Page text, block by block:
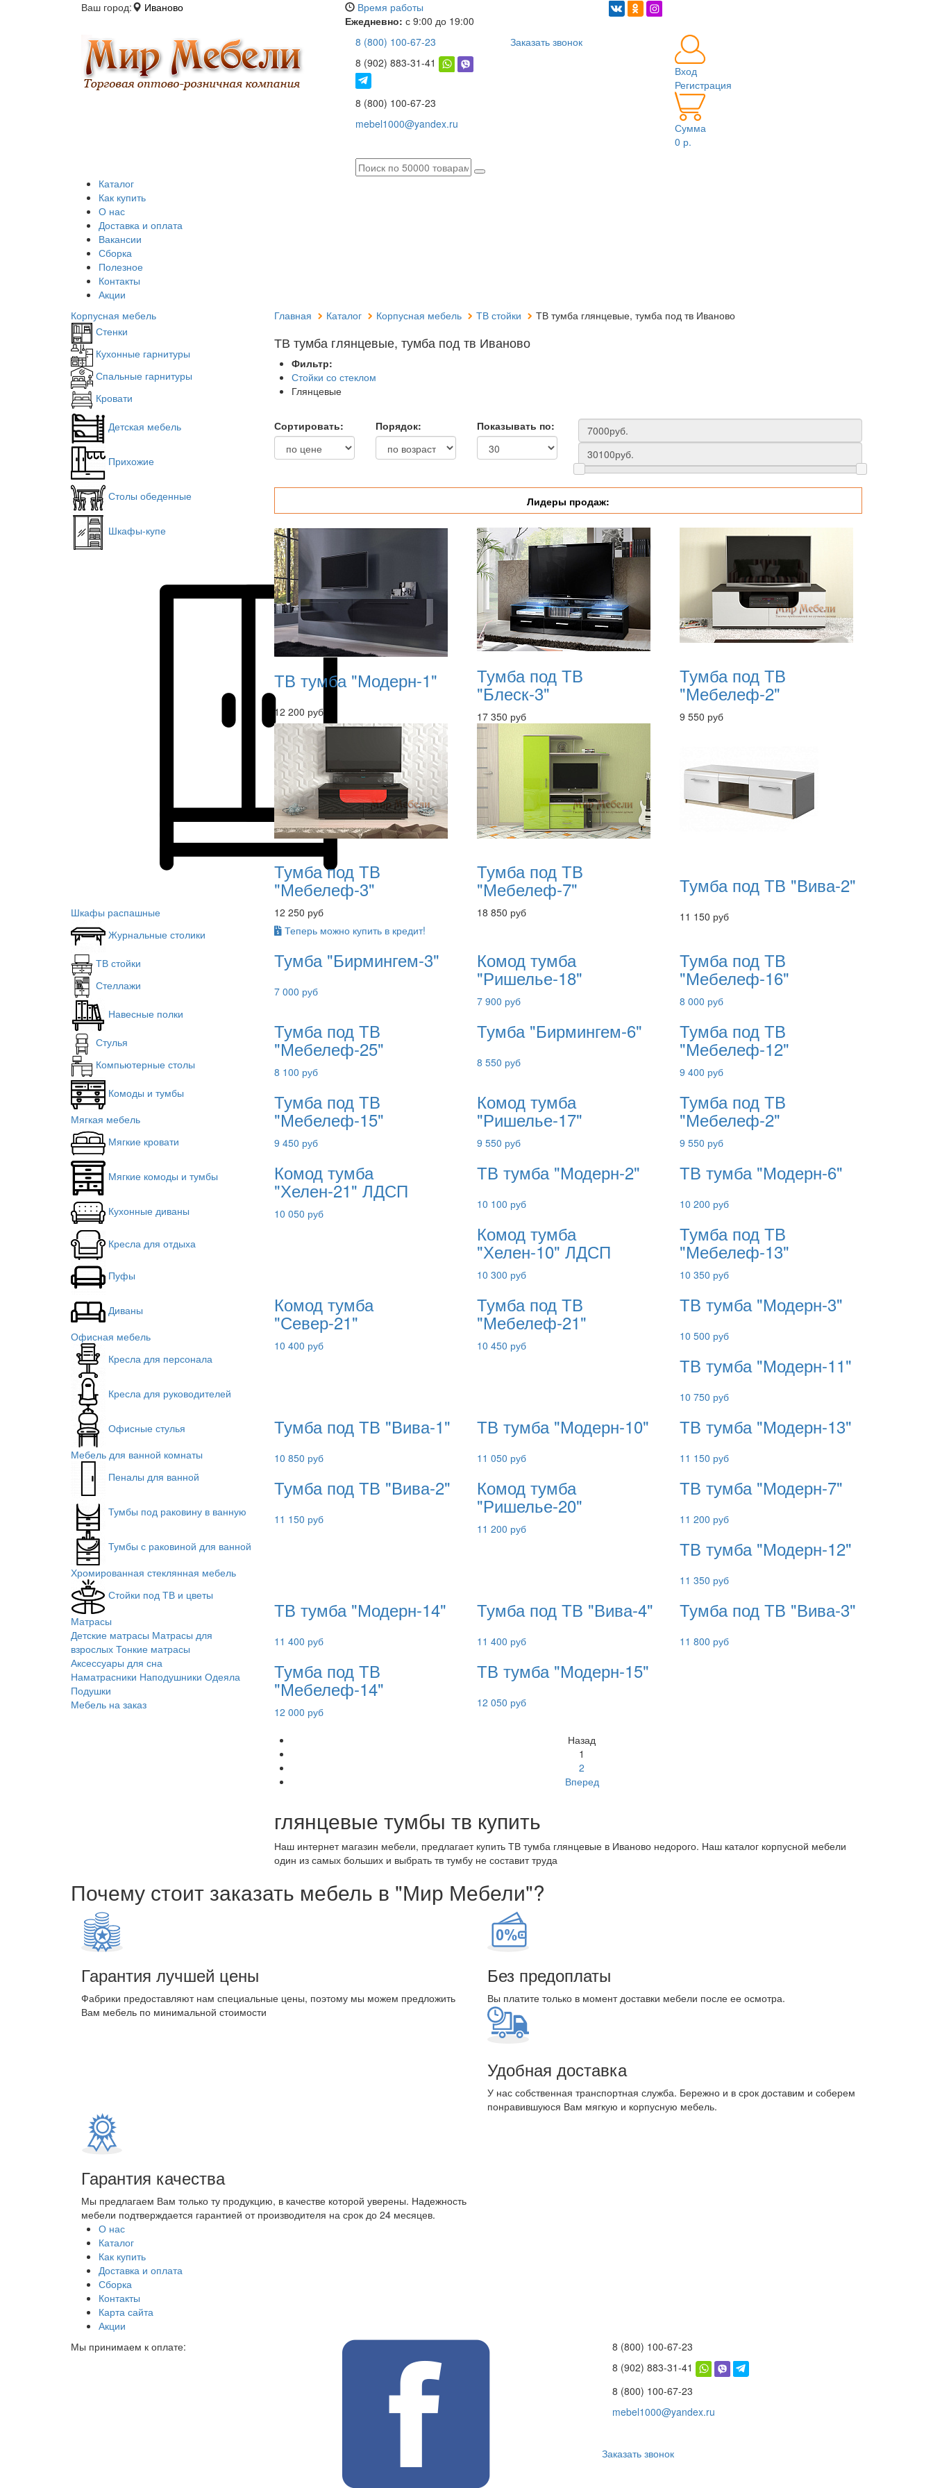
Ваш город: Иваново
Время работы
Ежедневно: с 9:00 до 19:00
8 (800) 100-67-23
8 (902) 883-31-41
8 (800) 100-67-23
mebel1000@yandex.ru
Заказать звонок
Вход
Регистрация
Сумма
0 р.
Каталог
Как купить
О нас
Доставка и оплата
Вакансии
Сборка
Полезное
Контакты
Акции
Корпусная мебель
Стенки
Кухонные гарнитуры
Спальные гарнитуры
Кровати
Детская мебель
Прихожие
Столы обеденные
Шкафы-купе
Шкафы распашные
Журнальные столики
ТВ стойки
Стеллажи
Навесные полки
Стулья
Компьютерные столы
Комоды и тумбы
Мягкая мебель
Мягкие кровати
Мягкие комоды и тумбы
Кухонные диваны
Кресла для отдыха
Пуфы
Диваны
Офисная мебель
Кресла для персонала
Кресла для руководителей
Офисные стулья
Мебель для ванной комнаты
Пеналы для ванной
Тумбы под раковину в ванную
Тумбы с раковиной для ванной
Хромированная стеклянная мебель
Стойки под ТВ и цветы
Матрасы
Детские матрасы Матрасы для
взрослых Тонкие матрасы
Аксессуары для сна
Наматрасники Наподушники Одеяла
Подушки
Мебель на заказ
Главная Каталог Корпусная мебель ТВ стойки ТВ тумба глянцевые, тумба под тв Иваново
ТВ тумба глянцевые, тумба под тв Иваново
Фильтр:
Стойки со стеклом
Глянцевые
Сортировать: Порядок: Показывать по:
Лидеры продаж:
ТВ тумба "Модерн-1"
12 200 руб
Тумба под ТВ
"Блеск-3"
17 350 руб
Тумба под ТВ
"Мебелеф-2"
9 550 руб
Тумба под ТВ
"Мебелеф-3"
12 250 руб
Тумба под ТВ
"Мебелеф-7"
18 850 руб
Тумба под ТВ "Вива-2"
11 150 руб
Теперь можно купить в кредит!
Тумба "Бирмингем-3"
7 000 руб
Комод тумба
"Ришелье-18"
7 900 руб
Тумба под ТВ
"Мебелеф-16"
8 000 руб
Тумба под ТВ
"Мебелеф-25"
8 100 руб
Тумба "Бирмингем-6"
8 550 руб
Тумба под ТВ
"Мебелеф-12"
9 400 руб
Тумба под ТВ
"Мебелеф-15"
9 450 руб
Комод тумба
"Ришелье-17"
9 550 руб
Тумба под ТВ
"Мебелеф-2"
9 550 руб
Комод тумба
"Хелен-21" ЛДСП
10 050 руб
ТВ тумба "Модерн-2"
10 100 руб
ТВ тумба "Модерн-6"
10 200 руб
Комод тумба
"Хелен-10" ЛДСП
10 300 руб
Тумба под ТВ
"Мебелеф-13"
10 350 руб
Комод тумба
"Север-21"
10 400 руб
Тумба под ТВ
"Мебелеф-21"
10 450 руб
ТВ тумба "Модерн-3"
10 500 руб
ТВ тумба "Модерн-11"
10 750 руб
Тумба под ТВ "Вива-1"
10 850 руб
ТВ тумба "Модерн-10"
11 050 руб
ТВ тумба "Модерн-13"
11 150 руб
Тумба под ТВ "Вива-2"
11 150 руб
Комод тумба
"Ришелье-20"
11 200 руб
ТВ тумба "Модерн-7"
11 200 руб
ТВ тумба "Модерн-12"
11 350 руб
ТВ тумба "Модерн-14"
11 400 руб
Тумба под ТВ "Вива-4"
11 400 руб
Тумба под ТВ "Вива-3"
11 800 руб
Тумба под ТВ
"Мебелеф-14"
12 000 руб
ТВ тумба "Модерн-15"
12 050 руб
Назад
1
2
Вперед
глянцевые тумбы тв купить
Наш интернет магазин мебели, предлагает купить ТВ тумба глянцевые в Иваново недорого. Наш каталог корпусной мебели
один из самых больших и выбрать тв тумбу не составит труда
Почему стоит заказать мебель в "Мир Мебели"?
Гарантия лучшей цены
Фабрики предоставляют нам специальные цены, поэтому мы можем предложить
Вам мебель по минимальной стоимости
Без предоплаты
Вы платите только в момент доставки мебели после ее осмотра.
Удобная доставка
У нас собственная транспортная служба. Бережно и в срок доставим и соберем
понравившуюся Вам мягкую и корпусную мебель.
Гарантия качества
Мы предлагаем Вам только ту продукцию, в качестве которой уверены. Надежность
мебели подтверждается гарантией от производителя на срок до 24 месяцев.
О нас
Каталог
Как купить
Доставка и оплата
Сборка
Контакты
Карта сайта
Акции
Мы принимаем к оплате:
8 (800) 100-67-23
8 (902) 883-31-41
8 (800) 100-67-23
mebel1000@yandex.ru
Заказать звонок